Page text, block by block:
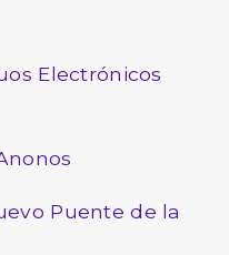
Electrónicos
Puente de la